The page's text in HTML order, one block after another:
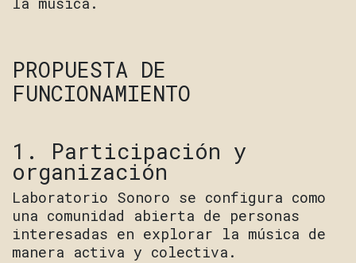
PROPUESTA DE
FUNCIONAMIENTO
1. Participación y
organización
Laboratorio Sonoro se configura como
una comunidad abierta de personas
interesadas en explorar la música de
manera activa y colectiva.